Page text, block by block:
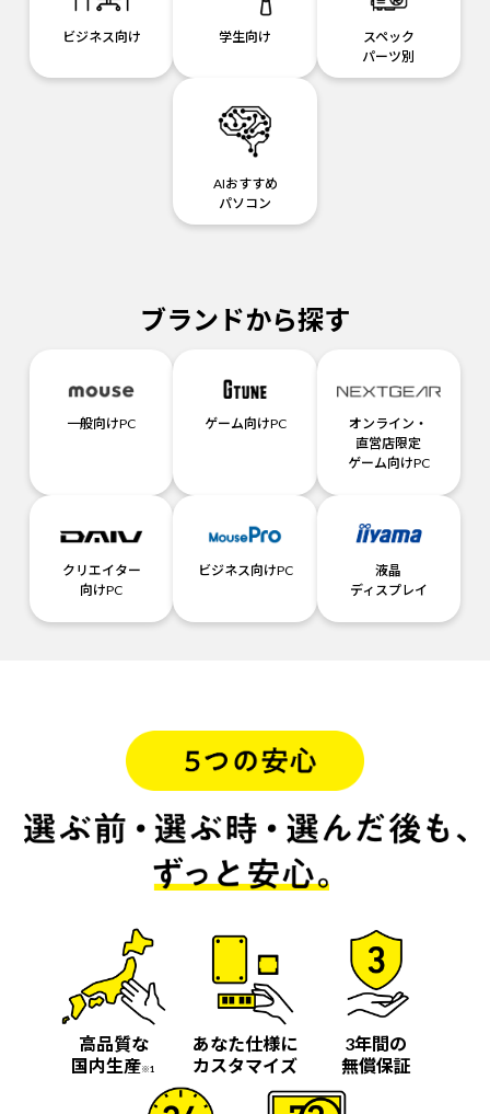
ビジネス向け 学生向け
スペック
パーツ別
AIおすすめ
パソコン
ブランドから探す
一般向けPC ゲーム向けPC
オンライン・
直営店限定
ゲーム向けPC
クリエイター
向けPC
ビジネス向けPC
液晶
ディスプレイ
高品質な
国内生産※1
あなた仕様に
カスタマイズ
3年間の
無償保証